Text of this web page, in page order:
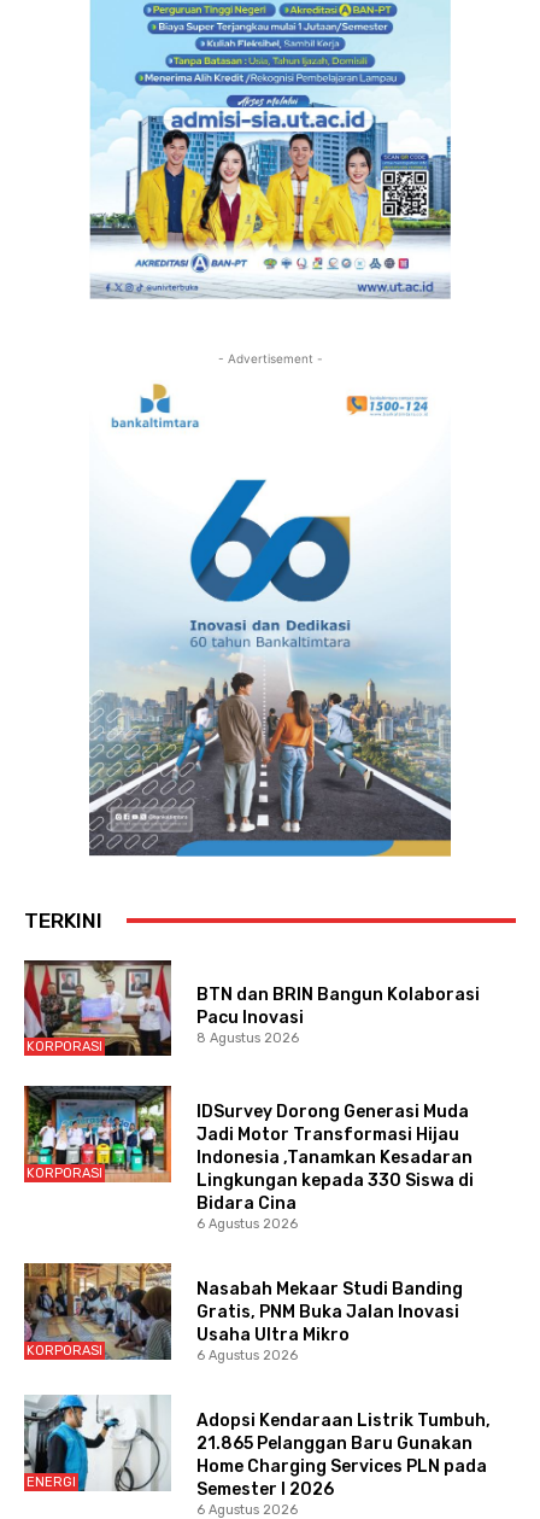
- Advertisement -
TERKINI
KORPORASI
BTN dan BRIN Bangun Kolaborasi
Pacu Inovasi
8 Agustus 2026
KORPORASI
IDSurvey Dorong Generasi Muda
Jadi Motor Transformasi Hijau
Indonesia ,Tanamkan Kesadaran
Lingkungan kepada 330 Siswa di
Bidara Cina
6 Agustus 2026
KORPORASI
Nasabah Mekaar Studi Banding
Gratis, PNM Buka Jalan Inovasi
Usaha Ultra Mikro
6 Agustus 2026
ENERGI
Adopsi Kendaraan Listrik Tumbuh,
21.865 Pelanggan Baru Gunakan
Home Charging Services PLN pada
Semester I 2026
6 Agustus 2026